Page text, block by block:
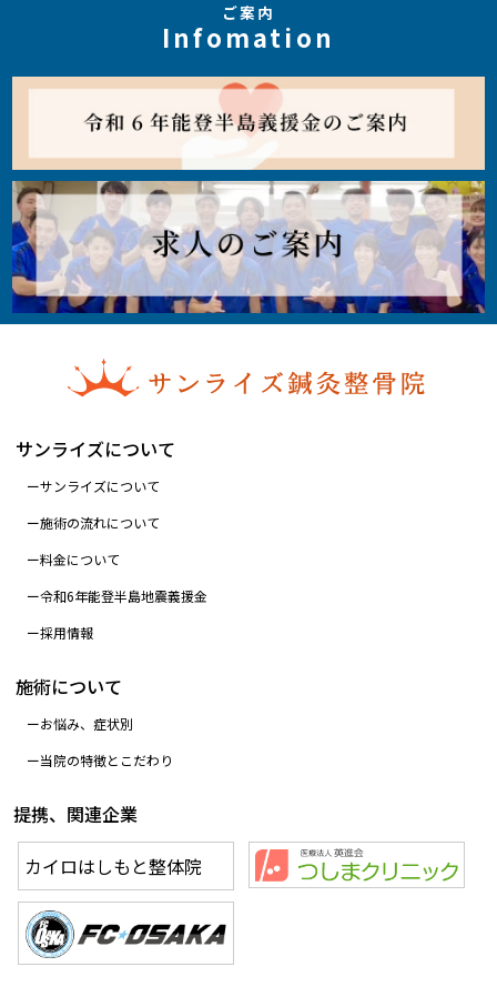
ご案内
Infomation
サンライズについて
サンライズについて
施術の流れについて
料金について
令和6年能登半島地震義援金
採用情報
施術について
お悩み、症状別
当院の特徴とこだわり
提携、関連企業
カイロはしもと整体院